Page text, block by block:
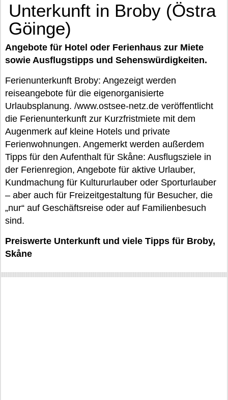
Unterkunft in Broby (Östra
Göinge)
Angebote für Hotel oder Ferienhaus zur Miete
sowie Ausflugstipps und Sehenswürdigkeiten.
Ferienunterkunft Broby: Angezeigt werden
reiseangebote für die eigenorganisierte
Urlaubsplanung. /www.ostsee-netz.de veröffentlicht
die Ferienunterkunft zur Kurzfristmiete mit dem
Augenmerk auf kleine Hotels und private
Ferienwohnungen. Angemerkt werden außerdem
Tipps für den Aufenthalt für Skåne: Ausflugsziele in
der Ferienregion, Angebote für aktive Urlauber,
Kundmachung für Kultururlauber oder Sporturlauber
– aber auch für Freizeitgestaltung für Besucher, die
„nur“ auf Geschäftsreise oder auf Familienbesuch
sind.
Preiswerte Unterkunft und viele Tipps für Broby,
Skåne